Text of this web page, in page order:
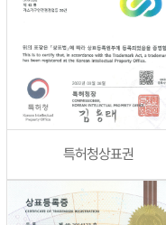
특허청상표권